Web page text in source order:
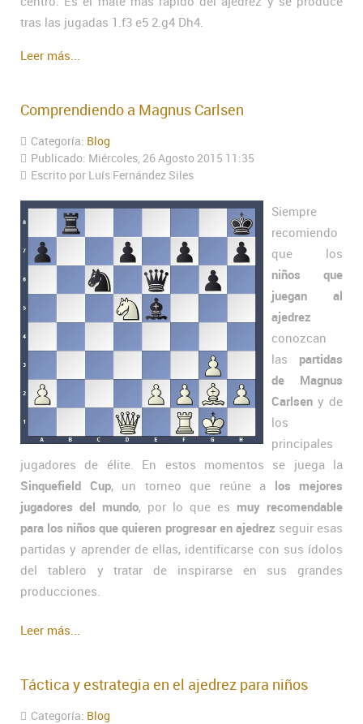
tras las jugadas 1.f3 e5 2.g4 Dh4.
Leer más...
Comprendiendo a Magnus Carlsen
Categoría: Blog
Publicado: Miércoles, 26 Agosto 2015 11:35
Escrito por Luís Fernández Siles
Siempre
recomiendo
que los
niños que
juegan al
ajedrez
conozcan
las partidas
de Magnus
Carlsen y de
los
principales
jugadores de élite. En estos momentos se juega la
Sinquefield Cup, un torneo que reúne a los mejores
jugadores del mundo, por lo que es muy recomendable
para los niños que quieren progresar en ajedrez seguir esas
partidas y aprender de ellas, identificarse con sus ídolos
del tablero y tratar de inspirarse en sus grandes
producciones.
Leer más...
Táctica y estrategia en el ajedrez para niños
Categoría: Blog